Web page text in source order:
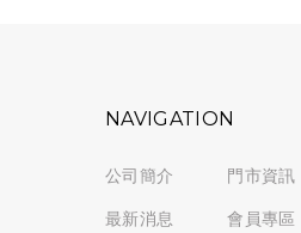
NAVIGATION
公司簡介
最新消息
門市資訊
會員專區